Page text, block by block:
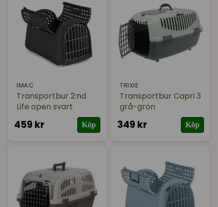
IMAC
Transportbur 2:nd
Life open svart
459 kr Köp
TRIXIE
Transportbur Capri 3
grå-grön
349 kr Köp